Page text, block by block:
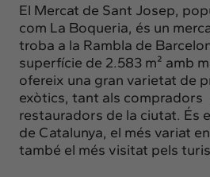
El Mercat de Sant Josep,
com La Boqueria, és un
troba a la Rambla de
superfície de 2.583 m² amb
ofereix una gran varietat de
exòtics, tant als compradors
restauradors de la ciutat. És
de Catalunya, el més variat
també el més visitat pels